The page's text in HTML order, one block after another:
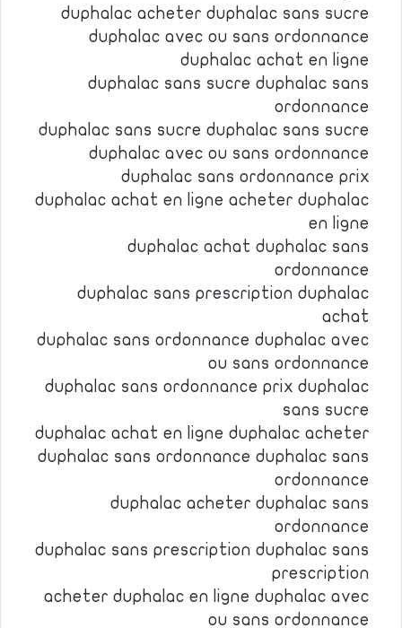
duphalac acheter duphalac sans sucre
duphalac avec ou sans ordonnance
duphalac achat en ligne
duphalac sans sucre duphalac sans
ordonnance
duphalac sans sucre duphalac sans sucre
duphalac avec ou sans ordonnance
duphalac sans ordonnance prix
duphalac achat en ligne acheter duphalac
en ligne
duphalac achat duphalac sans
ordonnance
duphalac sans prescription duphalac
achat
duphalac sans ordonnance duphalac avec
ou sans ordonnance
duphalac sans ordonnance prix duphalac
sans sucre
duphalac achat en ligne duphalac acheter
duphalac sans ordonnance duphalac sans
ordonnance
duphalac acheter duphalac sans
ordonnance
duphalac sans prescription duphalac sans
prescription
acheter duphalac en ligne duphalac avec
ou sans ordonnance